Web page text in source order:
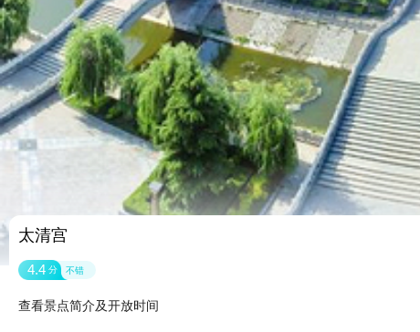
太清宫
4.4 分 不错
查看景点简介及开放时间